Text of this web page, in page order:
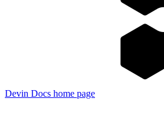
Devin Docs home page